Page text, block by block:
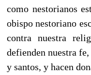
como nestorianos
obispo nestoriano
contra nuestra
defienden nuestra fe,
y santos, y hacen